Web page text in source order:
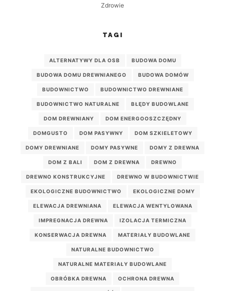
Zdrowie
TAGI
ALTERNATYWY DLA OSB BUDOWA DOMU
BUDOWA DOMU DREWNIANEGO BUDOWA DOMÓW
BUDOWNICTWO BUDOWNICTWO DREWNIANE
BUDOWNICTWO NATURALNE BŁĘDY BUDOWLANE
DOM DREWNIANY DOM ENERGOOSZCZĘDNY
DOMGUSTO DOM PASYWNY DOM SZKIELETOWY
DOMY DREWNIANE DOMY PASYWNE DOMY Z DREWNA
DOM Z BALI DOM Z DREWNA DREWNO
DREWNO KONSTRUKCYJNE DREWNO W BUDOWNICTWIE
EKOLOGICZNE BUDOWNICTWO EKOLOGICZNE DOMY
ELEWACJA DREWNIANA ELEWACJA WENTYLOWANA
IMPREGNACJA DREWNA IZOLACJA TERMICZNA
KONSERWACJA DREWNA MATERIAŁY BUDOWLANE
NATURALNE BUDOWNICTWO
NATURALNE MATERIAŁY BUDOWLANE
OBRÓBKA DREWNA OCHRONA DREWNA